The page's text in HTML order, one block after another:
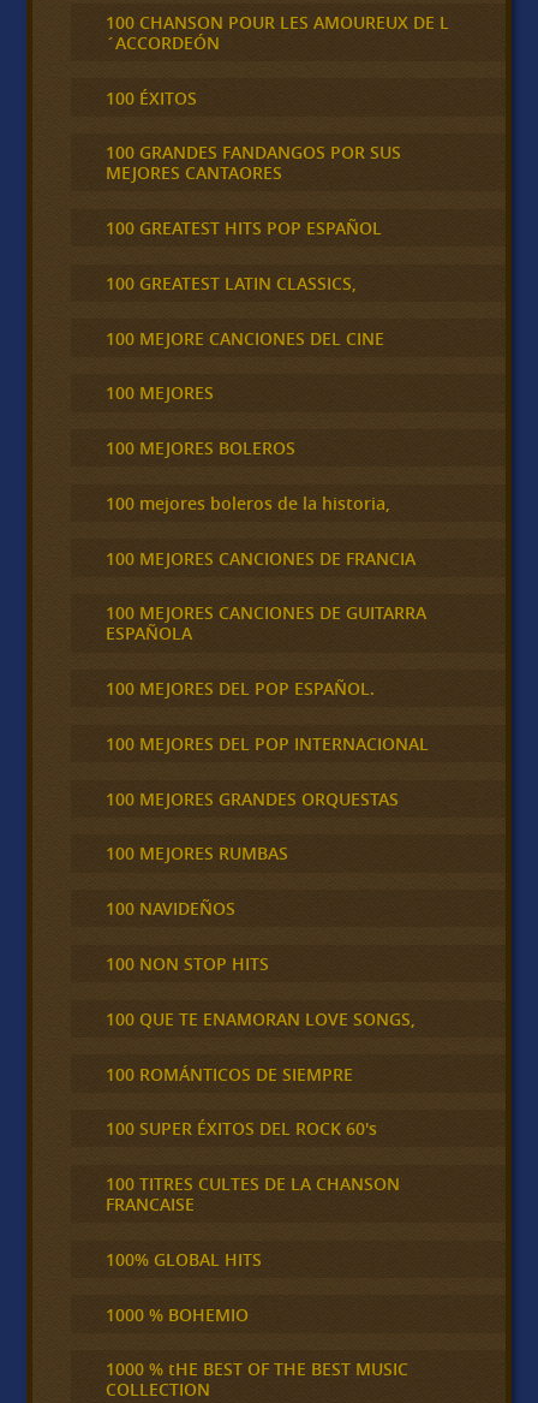
100 CHANSON POUR LES AMOUREUX DE L
´ACCORDEÓN
100 ÉXITOS
100 GRANDES FANDANGOS POR SUS
MEJORES CANTAORES
100 GREATEST HITS POP ESPAÑOL
100 GREATEST LATIN CLASSICS,
100 MEJORE CANCIONES DEL CINE
100 MEJORES
100 MEJORES BOLEROS
100 mejores boleros de la historia,
100 MEJORES CANCIONES DE FRANCIA
100 MEJORES CANCIONES DE GUITARRA
ESPAÑOLA
100 MEJORES DEL POP ESPAÑOL.
100 MEJORES DEL POP INTERNACIONAL
100 MEJORES GRANDES ORQUESTAS
100 MEJORES RUMBAS
100 NAVIDEÑOS
100 NON STOP HITS
100 QUE TE ENAMORAN LOVE SONGS,
100 ROMÁNTICOS DE SIEMPRE
100 SUPER ÉXITOS DEL ROCK 60's
100 TITRES CULTES DE LA CHANSON
FRANCAISE
100% GLOBAL HITS
1000 % BOHEMIO
1000 % tHE BEST OF THE BEST MUSIC
COLLECTION